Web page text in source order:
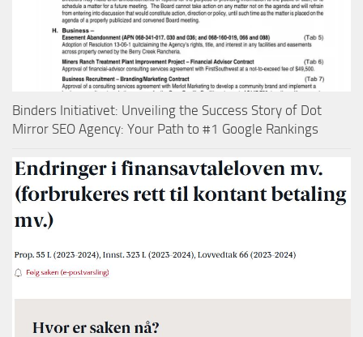
Binders Initiativet: Unveiling the Success Story of Dot
Mirror SEO Agency: Your Path to #1 Google Rankings